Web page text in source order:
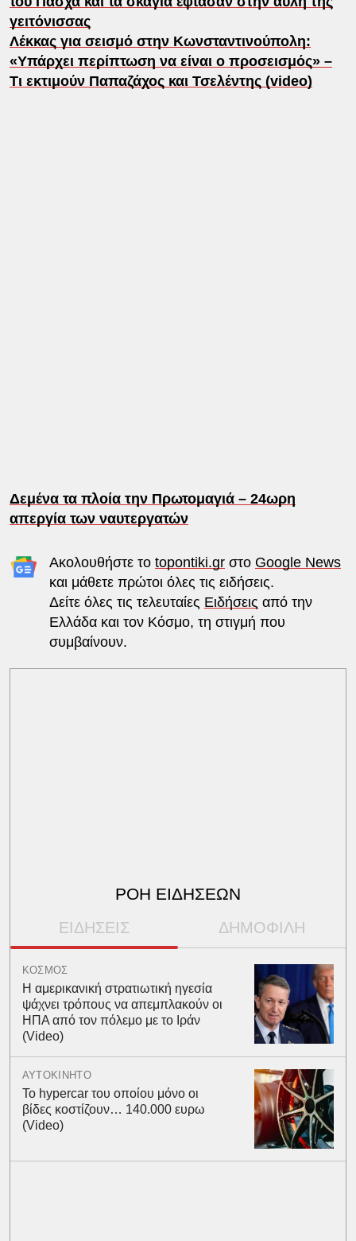
γειτόνισσας
Λέκκας για σεισμό στην Κωνσταντινούπολη:
«Υπάρχει περίπτωση να είναι ο προσεισμός» –
Τι εκτιμούν Παπαζάχος και Τσελέντης (video)
Δεμένα τα πλοία την Πρωτομαγιά – 24ωρη
απεργία των ναυτεργατών
Ακολουθήστε το topontiki.grστο Google News
και μάθετε πρώτοι όλες τις ειδήσεις.
Δείτε όλες τις τελευταίες Ειδήσεις από την
Ελλάδα και τον Κόσμο, τη στιγμή που
συμβαίνουν.
ΡΟΗ ΕΙΔΗΣΕΩΝ
ΕΙΔΗΣΕΙΣ ΔΗΜΟΦΙΛΗ
ΚΟΣΜΟΣ
Η αμερικανική στρατιωτική ηγεσία
ψάχνει τρόπους να απεμπλακούν οι
ΗΠΑ από τον πόλεμο με το Ιράν
(Video)
ΑΥΤΟΚΙΝΗΤΟ
To hypercar του οποίου μόνο οι
βίδες κοστίζουν… 140.000 ευρω
(Video)